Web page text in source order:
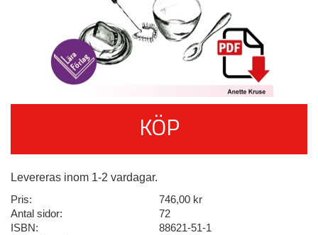
KÖP
Levereras inom 1-2 vardagar.
Pris:
746,00 kr
Antal sidor:
72
ISBN:
88621-51-1